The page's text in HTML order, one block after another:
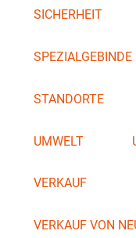
SICHERHEIT
SPEZIALGEBINDE
STANDORTE
UMWELT
VERKAUF
VERKAUF VON